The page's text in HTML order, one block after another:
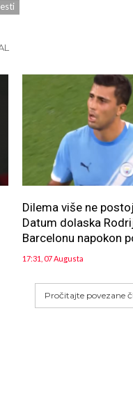
Dilema više ne
Datum dolaska
Barcelonu napokon
17:31, 07 Augusta
Pročitajte povezane